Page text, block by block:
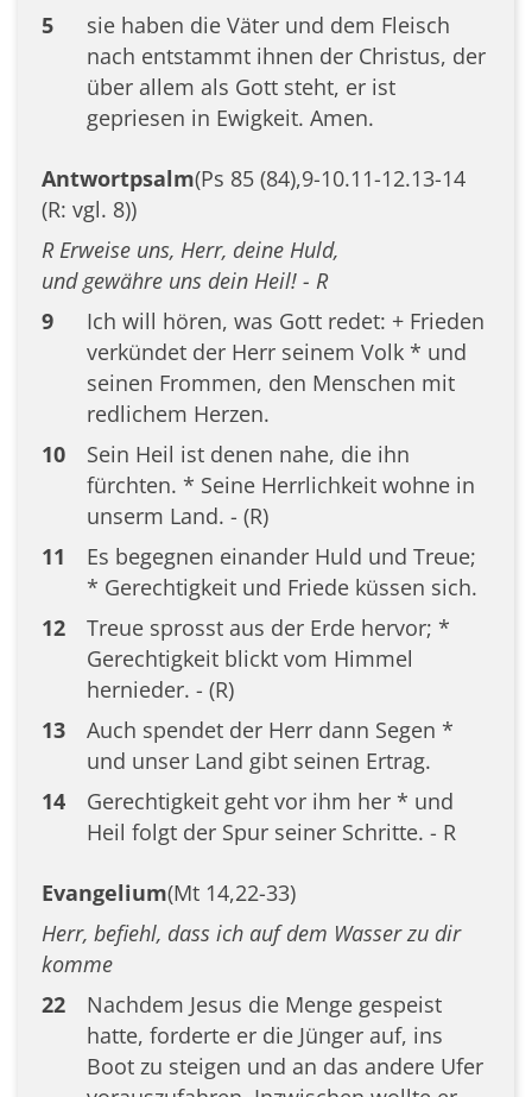
5
sie haben die Väter und dem Fleisch
nach entstammt ihnen der Christus, der
über allem als Gott steht, er ist
gepriesen in Ewigkeit. Amen.
Antwortpsalm(Ps 85 (84),9-10.11-12.13-14
(R: vgl. 8))
R Erweise uns, Herr, deine Huld,
und gewähre uns dein Heil! - R
9
Ich will hören, was Gott redet: + Frieden
verkündet der Herr seinem Volk * und
seinen Frommen, den Menschen mit
redlichem Herzen.
10
Sein Heil ist denen nahe, die ihn
fürchten. * Seine Herrlichkeit wohne in
unserm Land. - (R)
11
Es begegnen einander Huld und Treue;
* Gerechtigkeit und Friede küssen sich.
12
Treue sprosst aus der Erde hervor; *
Gerechtigkeit blickt vom Himmel
hernieder. - (R)
13
Auch spendet der Herr dann Segen *
und unser Land gibt seinen Ertrag.
14
Gerechtigkeit geht vor ihm her * und
Heil folgt der Spur seiner Schritte. - R
Evangelium(Mt 14,22-33)
Herr, befiehl, dass ich auf dem Wasser zu dir
komme
22
Nachdem Jesus die Menge gespeist
hatte, forderte er die Jünger auf, ins
Boot zu steigen und an das andere Ufer